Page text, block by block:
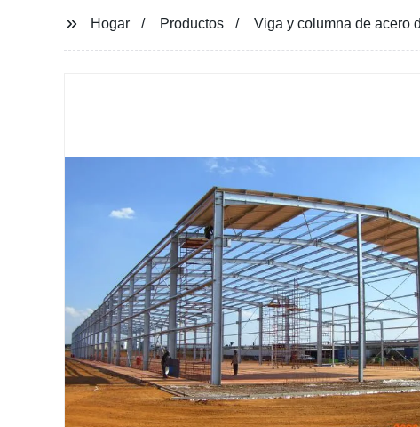
Hogar Productos Viga y columna de acero